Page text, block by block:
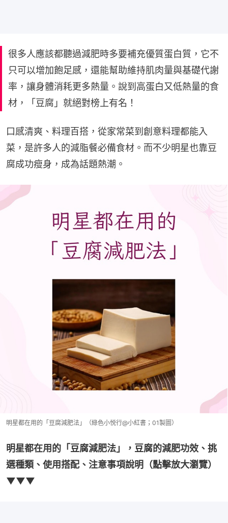
很多人應該都聽過減肥時多要補充優質蛋白質，它不
只可以增加飽足感，還能幫助維持肌肉量與基礎代謝
率，讓身體消耗更多熱量。說到高蛋白又低熱量的食
材，「豆腐」就絕對榜上有名！
口感清爽、料理百搭，從家常菜到創意料理都能入
菜，是許多人的減脂餐必備食材。而不少明星也靠豆
腐成功瘦身，成為話題熱潮。
明星都在用的「豆腐減肥法」（綠色小悦行@小紅書；01製圖）
明星都在用的「豆腐減肥法」，豆腐的減肥功效、挑
選種類、使用搭配、注意事項說明（點擊放大瀏覽）
▼▼▼